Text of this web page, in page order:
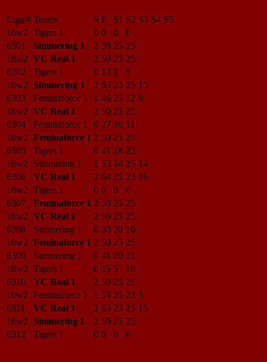
Liga/# Teams S P S1 S2 S3 S4 S5
16w2 Tigers 1 0 0 0
0
6301
Simmering 1 2 50 25 25
16w2 VC Real 1 2 50 25 25
6302
Tigers 1 0 13 8
5
16w2
Simmering 1 2 63 23 25 15
6303
Feminaforce 1 1 46 25 12 9
16w2 VC Real 1 2 50 25 25
6304
Feminaforce 1 0 27 16 11
16w2 Feminaforce 1 2 50 25 25
6305
Tigers 1 0 41 18 23
16w2
Simmering 1 1 53 14 25 14
6306
VC Real 1 2 64 25 23 16
16w2 Tigers 1 0 0 0
0
6307
Feminaforce 1 2 50 25 25
16w2 VC Real 1 2 50 25 25
6308
Simmering 1 0 30 20 10
16w2 Feminaforce 1 2 50 25 25
6309
Simmering 1 0 41 20 21
16w2 Tigers 1 0 15 5
10
6310
VC Real 1 2 50 25 25
16w2 Feminaforce 1 1 53 25 23 5
6311
VC Real 1 2 63 23 25 15
16w2
Simmering 1 2 50 25 25
6312
Tigers 1 0 0 0 0